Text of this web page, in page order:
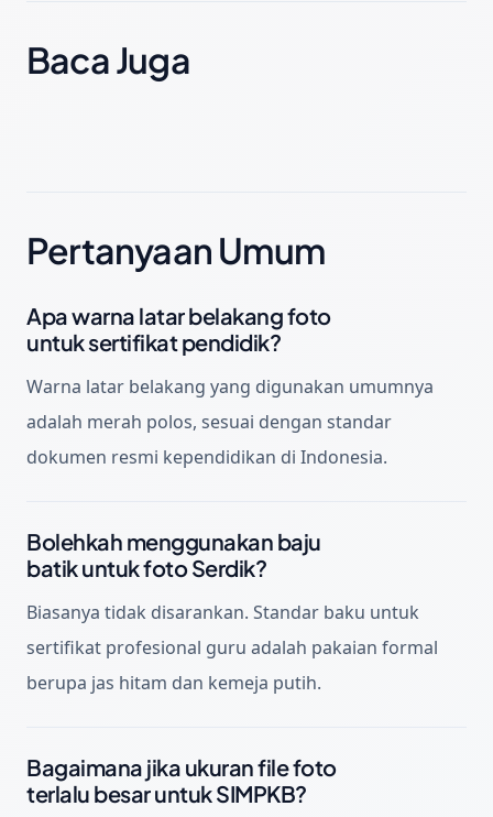
Baca Juga
Pertanyaan Umum
Apa warna latar belakang foto
untuk sertifikat pendidik?
Warna latar belakang yang digunakan umumnya
adalah merah polos, sesuai dengan standar
dokumen resmi kependidikan di Indonesia.
Bolehkah menggunakan baju
batik untuk foto Serdik?
Biasanya tidak disarankan. Standar baku untuk
sertifikat profesional guru adalah pakaian formal
berupa jas hitam dan kemeja putih.
Bagaimana jika ukuran file foto
terlalu besar untuk SIMPKB?